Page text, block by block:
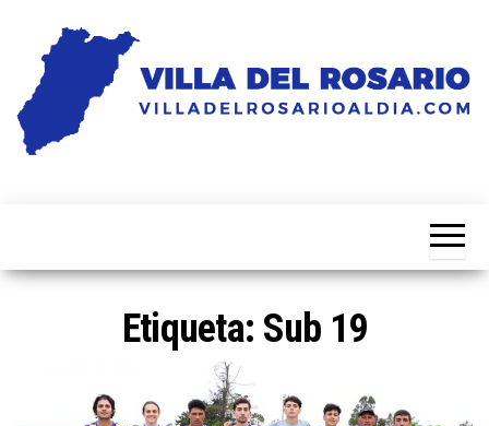
contenido
Al Dia
Etiqueta: Sub 19